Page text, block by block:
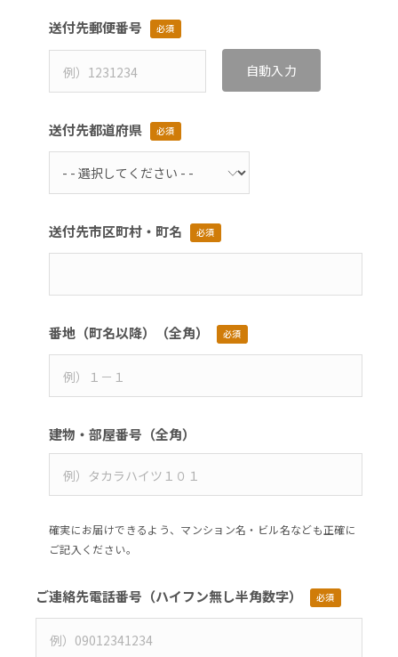
送付先郵便番号 必須
自動入力
送付先都道府県 必須
送付先市区町村・町名 必須
番地（町名以降） （全角） 必須
建物・部屋番号 （全角）
確実にお届けできるよう、マンション名・ビル名なども正確に
ご記入ください。
ご連絡先電話番号（ハイフン無し半角数字） 必須